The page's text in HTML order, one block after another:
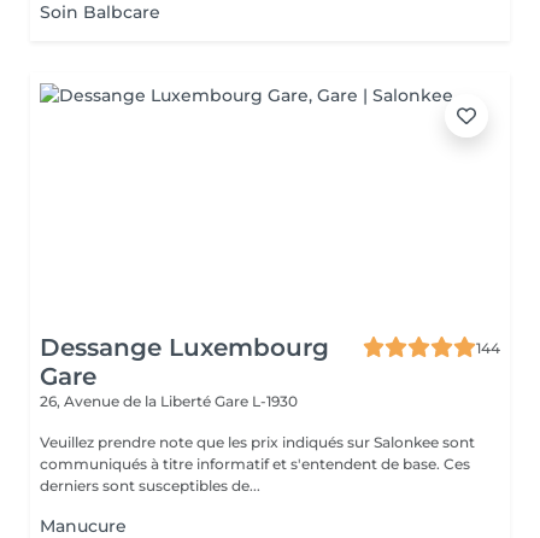
Soin Balbcare
Dessange Luxembourg
Gare
144
26, Avenue de la Liberté Gare L-1930
Veuillez prendre note que les prix indiqués sur Salonkee sont
communiqués à titre informatif et s'entendent de base. Ces
derniers sont susceptibles de...
Manucure